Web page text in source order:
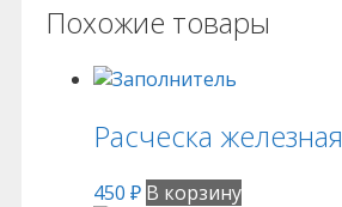
Похожие товары
Расческа железная
450 ₽ В корзину